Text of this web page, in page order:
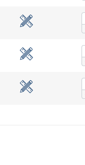
ENGLISH TRANSLATION
kurie gali
jų